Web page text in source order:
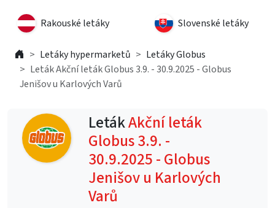
Rakouské letáky Slovenské letáky
Letáky hypermarketů
Letáky Globus
Leták Akční leták Globus 3.9. - 30.9.2025 - Globus
Jenišov u Karlových Varů
LetákAkční leták
Globus 3.9. -
30.9.2025 - Globus
Jenišov u Karlových
Varů